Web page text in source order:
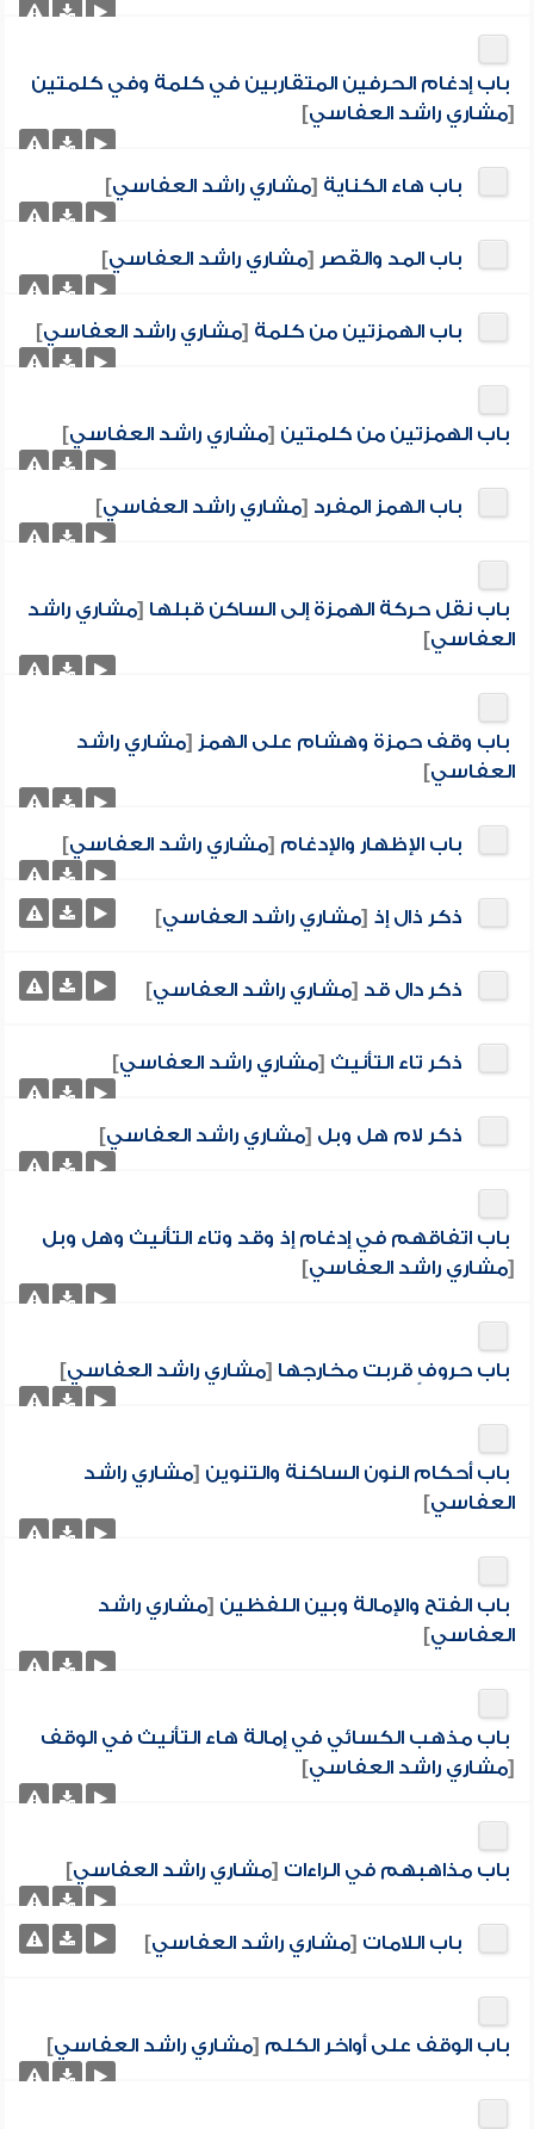
باب إدغام الحرفين المتقاربين في كلمة وفي كلمتين
[مشاري راشد العفاسي]
باب هاء الكناية [مشاري راشد العفاسي]
باب المد والقصر [مشاري راشد العفاسي]
باب الهمزتين من كلمة [مشاري راشد العفاسي]
باب الهمزتين من كلمتين [مشاري راشد العفاسي]
باب الهمز المفرد [مشاري راشد العفاسي]
باب نقل حركة الهمزة إلى الساكن قبلها [مشاري راشد
العفاسي]
باب وقف حمزة وهشام على الهمز [مشاري راشد
العفاسي]
باب الإظهار والإدغام [مشاري راشد العفاسي]
ذكر ذال إذ [مشاري راشد العفاسي]
ذكر دال قد [مشاري راشد العفاسي]
ذكر تاء التأنيث [مشاري راشد العفاسي]
ذكر لام هل وبل [مشاري راشد العفاسي]
باب اتفاقهم في إدغام إذ وقد وتاء التأنيث وهل وبل
[مشاري راشد العفاسي]
باب حروفٍ قربت مخارجها [مشاري راشد العفاسي]
باب أحكام النون الساكنة والتنوين [مشاري راشد
العفاسي]
باب الفتح والإمالة وبين اللفظين [مشاري راشد
العفاسي]
باب مذهب الكسائي في إمالة هاء التأنيث في الوقف
[مشاري راشد العفاسي]
باب مذاهبهم في الراءات [مشاري راشد العفاسي]
باب اللامات [مشاري راشد العفاسي]
باب الوقف على أواخر الكلم [مشاري راشد العفاسي]